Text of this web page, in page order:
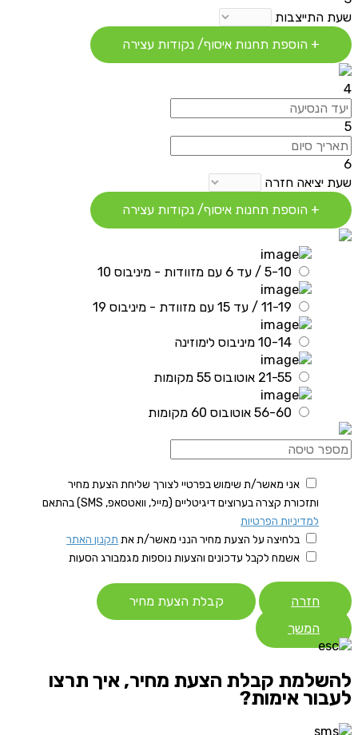
שעת התייצבות
+ הוספת תחנות איסוף/ נקודות עצירה
4
5
6
שעת יציאה חזרה
+ הוספת תחנות איסוף/ נקודות עצירה
5-10 / עד 6 עם מזוודות - מיניבוס 10
11-19 / עד 15 עם מזוודת - מיניבוס 19
10-14 מיניבוס לימוזינה
21-55 אוטובוס 55 מקומות
56-60 אוטובוס 60 מקומות
אני מאשר/ת שימוש בפרטיי לצורך שליחת הצעת מחיר
ותזכורת קצרה בערוצים דיגיטליים (מייל, וואטסאפ, SMS) בהתאם
למדיניות הפרטיות
בלחיצה על הצעת מחיר הנני מאשר/ת את תקנון האתר
אשמח לקבל עדכונים והצעות נוספות מגמבורג הסעות
חזרה
קבלת הצעת מחיר
המשך
להשלמת קבלת הצעת מחיר, איך תרצו
לעבור אימות?